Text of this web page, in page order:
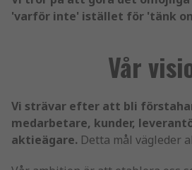
'varför inte' istället för 'tänk
Vår
Vi strävar efter att bli
medarbetare, kunder,
aktieägare. Detta mål vägleder